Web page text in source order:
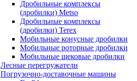
Дробильные комплексы
(дробилки) Metso
Дробильные комплексы
(дробилки) Terex
Мобильные конусные дробилки
Мобильные роторные дробилки
Мобильные щековые дробилки
Лесные перегружатели
Погрузочно-доставочные машины